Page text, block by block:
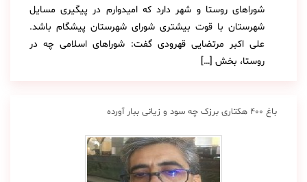
شوراهای روستا و شهر دارد که امیدوارم در پیگیری مسایل
شهرستان با قوت بیشتری شورای شهرستان پیشگام باشد.
علی اکبر مرتضایی قهرودی گفت: شوراهای اسلامی چه در
روستا، بخش […]
باغ 400 هکتاری برزک چه سود و زیانی ببار آورده